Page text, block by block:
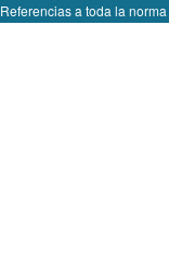
Referencias a toda la norma